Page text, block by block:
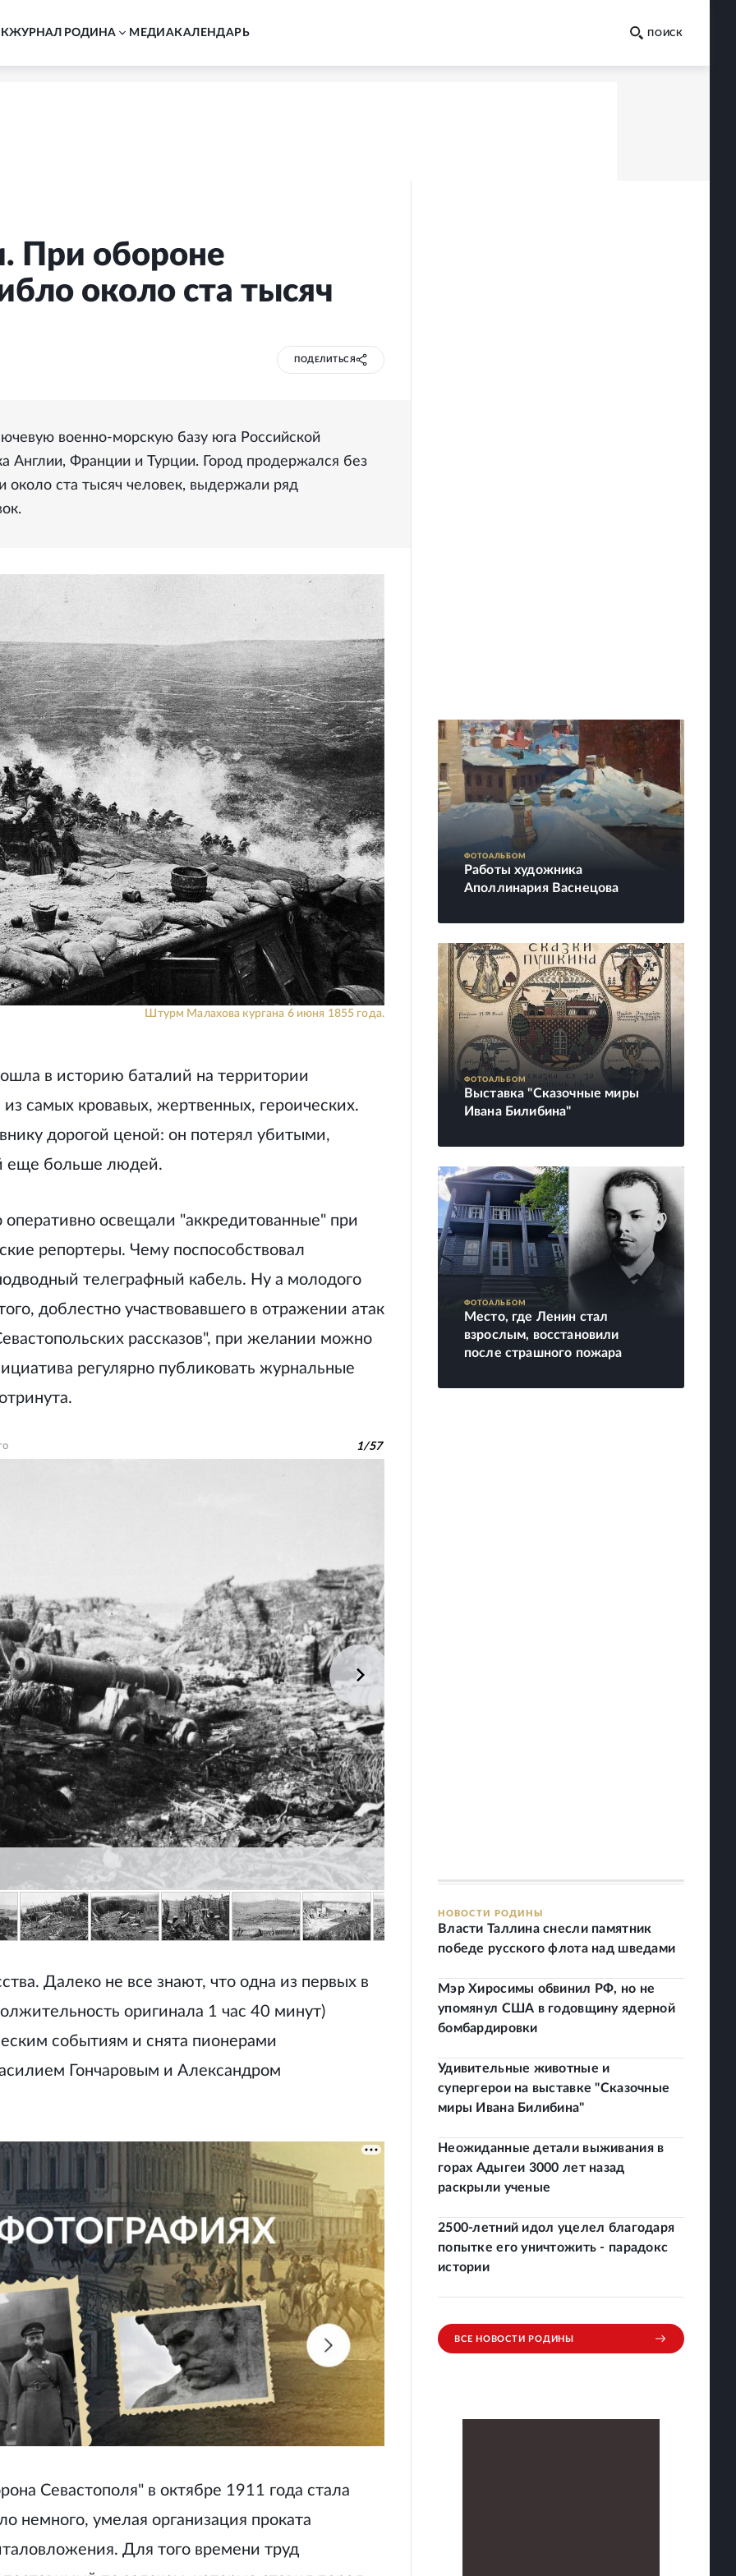
ЖУРНАЛ РОДИНА MЕДИА КАЛЕНДАРЬ
При обороне
около ста тысяч
ПОДЕЛИТЬСЯ
военно-морскую базу юга Российской
Англии, Франции и Турции. Город продержался без
ста тысяч человек, выдержали ряд
Штурм Малахова кургана 6 июня 1855 года.
в историю баталий на территории
самых кровавых, жертвенных, героических.
дорогой ценой: он потерял убитыми,
еще больше людей.
освещали "аккредитованные" при
репортеры. Чему поспособствовал
телеграфный кабель. Ну а молодого
доблестно участвовавшего в отражении атак
рассказов", при желании можно
регулярно публиковать журнальные
1/57
Далеко не все знают, что одна из первых в
оригинала 1 час 40 минут)
событиям и снята пионерами
Гончаровым и Александром
Севастополя" в октябре 1911 года стала
немного, умелая организация проката
Для того времени труд
ФОТОАЛЬБОМ
Работы художника
Аполлинария Васнецова
ФОТОАЛЬБОМ
Выставка "Сказочные миры
Ивана Билибина"
ФОТОАЛЬБОМ
Место, где Ленин стал
взрослым, восстановили
после страшного пожара
НОВОСТИ РОДИНЫ
Власти Таллина снесли памятник
победе русского флота над шведами
Мэр Хиросимы обвинил РФ, но не
упомянул США в годовщину ядерной
бомбардировки
Удивительные животные и
супергерои на выставке "Сказочные
миры Ивана Билибина"
Неожиданные детали выживания в
горах Адыгеи 3000 лет назад
раскрыли ученые
2500-летний идол уцелел благодаря
попытке его уничтожить - парадокс
истории
ВСЕ НОВОСТИ РОДИНЫ